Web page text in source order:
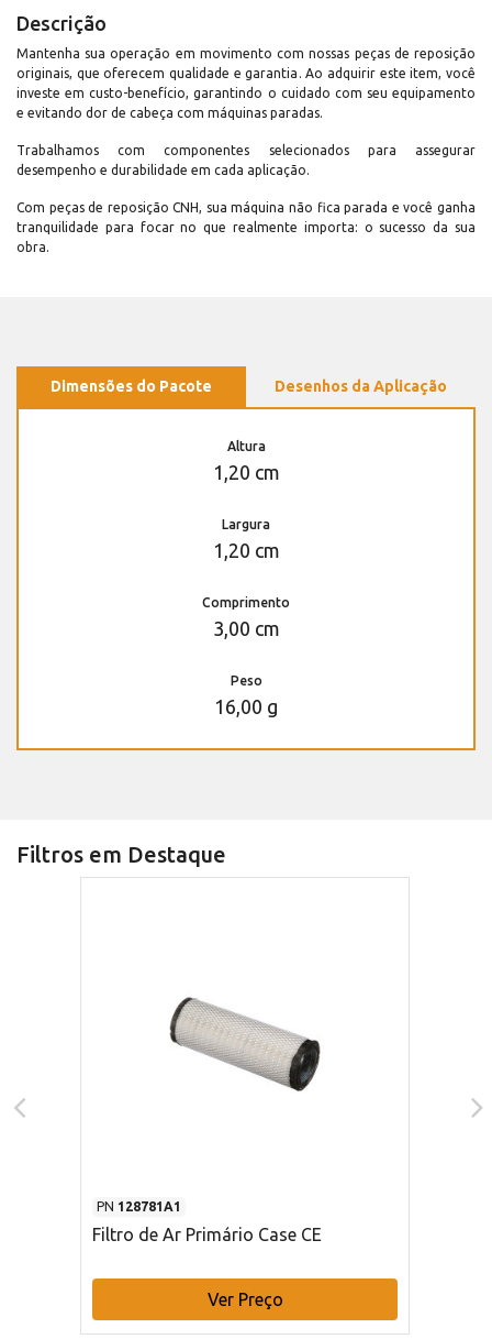
Descrição
Mantenha sua operação em movimento com nossas peças de reposição
originais, que oferecem qualidade e garantia. Ao adquirir este item, você
investe em custo-benefício, garantindo o cuidado com seu equipamento
e evitando dor de cabeça com máquinas paradas.
Trabalhamos com componentes selecionados para assegurar
desempenho e durabilidade em cada aplicação.
Com peças de reposição CNH, sua máquina não fica parada e você ganha
tranquilidade para focar no que realmente importa: o sucesso da sua
obra.
Dimensões do Pacote Desenhos da Aplicação
Altura
1,20 cm
Largura
1,20 cm
Comprimento
3,00 cm
Peso
16,00 g
Filtros em Destaque
PN 128781A1
Filtro de Ar Primário Case CE
Ver Preço